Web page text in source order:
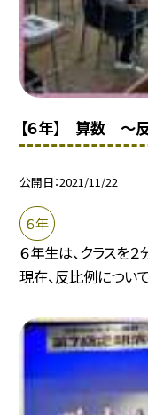
【６年】 算数 〜
公開日 2021/11/22
６年
６年生は、クラスを
現在、反比例につい